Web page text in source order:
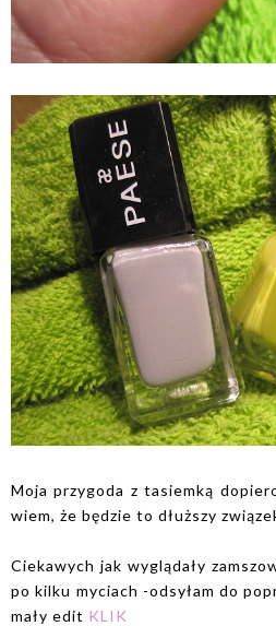
Moja przygoda z tasiemką
wiem, że będzie to dłuższy
Ciekawych jak wyglądały
po kilku myciach -odsyłam do
mały edit KLIK